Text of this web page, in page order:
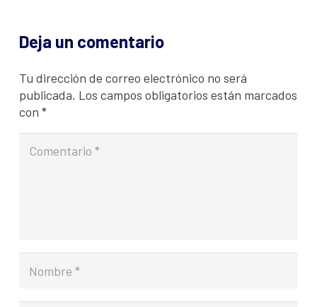
Deja un comentario
Tu dirección de correo electrónico no será
publicada. Los campos obligatorios están marcados
con *